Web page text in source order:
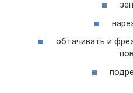
обтачивать и